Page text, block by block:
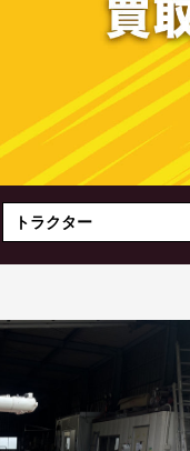
トラクター